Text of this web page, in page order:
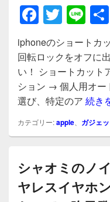
F
a
c
e
b
o
o
k
T
wi
tt
er
Li
n
e
iphoneのショートカ
回転ロックをオフに
い！ ショートカッ
ション → 個人用オー
選び、特定のア 続き
カテゴリー:apple ガジェ
シャオミのノ
ヤレスイヤホ